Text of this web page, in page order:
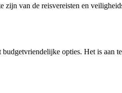
van de reisvereisten en
opties. Het is